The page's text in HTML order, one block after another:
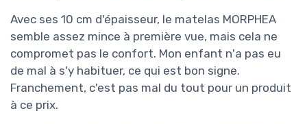
Avec ses 10 cm d'épaisseur, le matelas MORPHEA
semble assez mince à première vue, mais cela ne
compromet pas le confort. Mon enfant n'a pas eu
de mal à s'y habituer, ce qui est bon signe.
Franchement, c'est pas mal du tout pour un produit
à ce prix.